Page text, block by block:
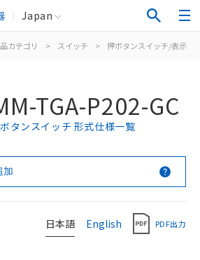
Japan
カテゴリ > スイッチ > 押ボタンスイッチ/表示灯
TGA-P202-GC
タンスイッチ 形式仕様一覧
加
日本語 English PDF出力